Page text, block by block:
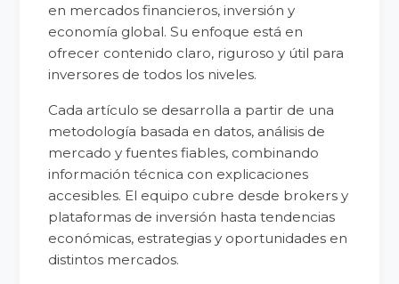
en mercados financieros, inversión y
economía global. Su enfoque está en
ofrecer contenido claro, riguroso y útil para
inversores de todos los niveles.
Cada artículo se desarrolla a partir de una
metodología basada en datos, análisis de
mercado y fuentes fiables, combinando
información técnica con explicaciones
accesibles. El equipo cubre desde brokers y
plataformas de inversión hasta tendencias
económicas, estrategias y oportunidades en
distintos mercados.